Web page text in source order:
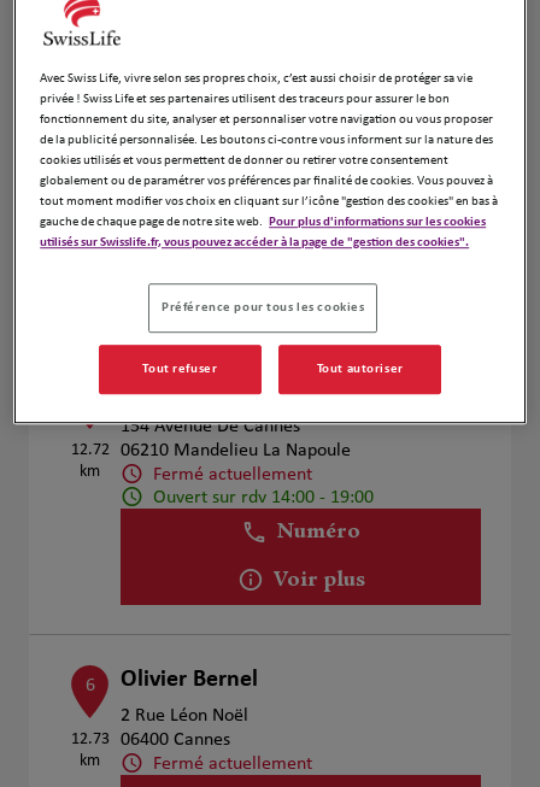
4
7.9 km
VERHOEVEN MAXIME
45 allée des Ormes
06250 Mougins
Fermé actuellement
Ouvert sur rdv 08:00 - 20:00
Numéro
Voir plus
12.72
km
Gilles Camous
154 Avenue De Cannes
06210 Mandelieu La Napoule
Fermé actuellement
Ouvert sur rdv 14:00 - 19:00
Numéro
Voir plus
6
12.73
km
Olivier Bernel
2 Rue Léon Noël
06400 Cannes
Fermé actuellement
Avec Swiss Life, vivre selon ses propres choix, c’est aussi choisir de protéger sa vie
privée ! Swiss Life et ses partenaires utilisent des traceurs pour assurer le bon
fonctionnement du site, analyser et personnaliser votre navigation ou vous proposer
de la publicité personnalisée. Les boutons ci-contre vous informent sur la nature des
cookies utilisés et vous permettent de donner ou retirer votre consentement
globalement ou de paramétrer vos préférences par finalité de cookies. Vous pouvez à
tout moment modifier vos choix en cliquant sur l’icône "gestion des cookies" en bas à
gauche de chaque page de notre site web. Pour plus d'informations sur les cookies
utilisés sur Swisslife.fr, vous pouvez accéder à la page de "gestion des cookies".
Préférence pour tous les cookies
Tout refuser Tout autoriser